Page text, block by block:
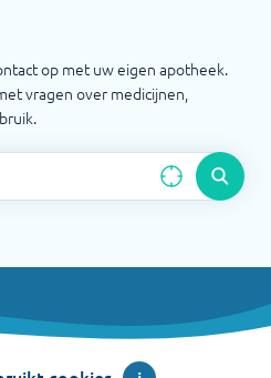
op met uw eigen apotheek.
vragen over medicijnen,